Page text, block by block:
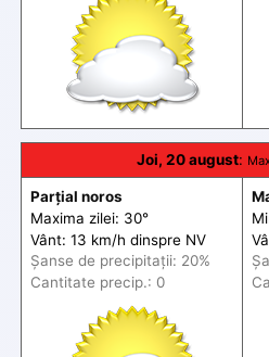
Joi, 20 august:
Parțial noros
Maxima zilei: 30°
Vânt: 13 km/h dinspre NV
Șanse de precipitații: 20%
Cantitate precip.: 0